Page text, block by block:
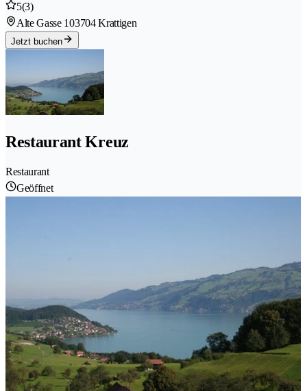
5(3)
Alte Gasse 103704 Krattigen
Jetzt buchen
Restaurant Kreuz
Restaurant
Geöffnet